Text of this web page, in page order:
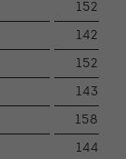
152
142
152
143
158
144